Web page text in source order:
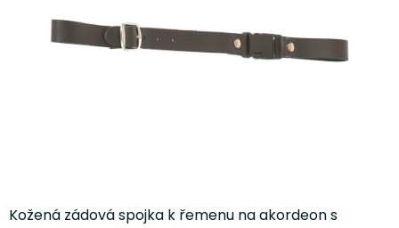
Kožená zádová spojka k řemenu na akordeon s